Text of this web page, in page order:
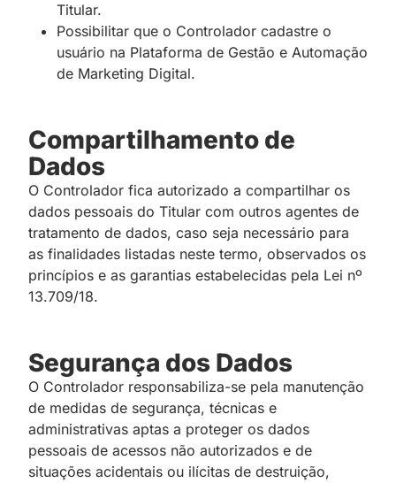
Titular.
Possibilitar que o Controlador cadastre o
usuário na Plataforma de Gestão e Automação
de Marketing Digital.
Compartilhamento de
Dados
O Controlador fica autorizado a compartilhar os
dados pessoais do Titular com outros agentes de
tratamento de dados, caso seja necessário para
as finalidades listadas neste termo, observados os
princípios e as garantias estabelecidas pela Lei nº
13.709/18.
Segurança dos Dados
O Controlador responsabiliza-se pela manutenção
de medidas de segurança, técnicas e
administrativas aptas a proteger os dados
pessoais de acessos não autorizados e de
situações acidentais ou ilícitas de destruição,